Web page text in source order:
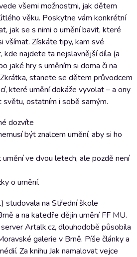
všemi možnostmi, jak dětem
věku. Poskytne vám konkrétní
jak se s nimi o umění bavit, které
všímat. Získáte tipy, kam své
kde najdete ta nejslavnější díla (a
jaké hry s uměním si doma či na
stanete se dětem průvodcem
které umění dokáže vyvolat – a ony
ostatním i sobě samým.
dozvíte
být znalcem umění, aby si ho
ve dvou letech, ale pozdě není
o umění.
studovala na Střední škole
a na katedře dějin umění FF MU.
Artalk.cz, dlouhodobě působila
galerie v Brně. Píše články a
Za knihu Jak namalovat vejce